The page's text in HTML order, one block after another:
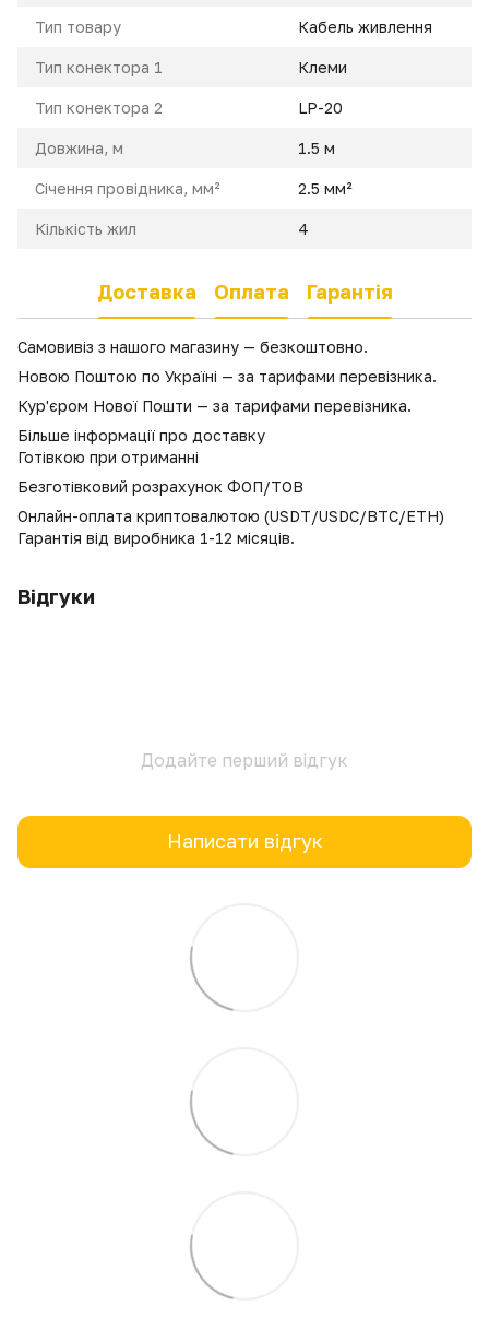
Тип товару Кабель живлення
Тип конектора 1 Клеми
Тип конектора 2 LP-20
Довжина, м 1.5 м
Січення провідника, мм² 2.5 мм²
Кількість жил 4
Доставка Оплата Гарантія
Самовивіз з нашого магазину — безкоштовно.
Новою Поштою по Україні — за тарифами перевізника.
Кур'єром Нової Пошти — за тарифами перевізника.
Більше інформації про доставку
Готівкою при отриманні
Безготівковий розрахунок ФОП/ТОВ
Онлайн-оплата криптовалютою (USDT/USDC/BTC/ETH)
Гарантія від виробника 1-12 місяців.
Відгуки
Додайте перший відгук
Написати відгук